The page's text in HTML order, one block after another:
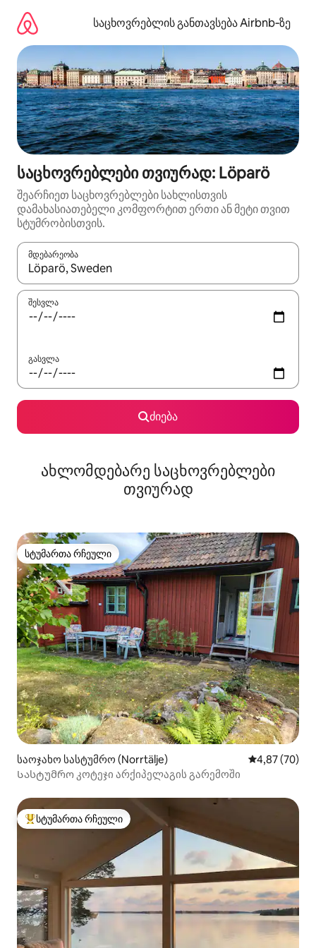
გადასვლა
საცხოვრებლის განთავსება Airbnb‑ზე
საცხოვრებლები თვიურად: Löparö
შეარჩიეთ საცხოვრებლები სახლისთვის
დამახასიათებელი კომფორტით ერთი ან მეტი თვით
სტუმრობისთვის.
მდებარეობა
როცა შედეგები ხელმისაწვდომი გახდება, ნავიგაციისთვის
შესვლა
გასვლა
ძიება
ახლომდებარე საცხოვრებლები
თვიურად
სტუმართა რჩეული
სტუმართა რჩეული
საოჯახო სასტუმრო (Norrtälje) საშუალო
4,87 (70)
Სასტუმრო კოტეჯი არქიპელაგის გარემოში
სტუმართა რჩეული მოწინავე ვარიანტი
სტუმართა რჩეული